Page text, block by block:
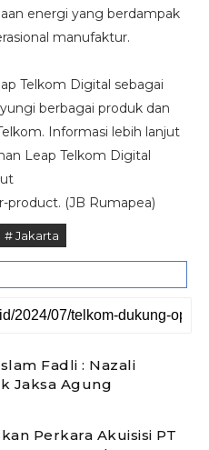
energi yang berdampak
manufaktur.
Telkom Digital sebagai
berbagai produk dan
Informasi lebih lanjut
Leap Telkom Digital
product. (JB Rumapea)
# Jakarta
Fadli : Nazali
Jaksa Agung
Perkara Akuisisi PT